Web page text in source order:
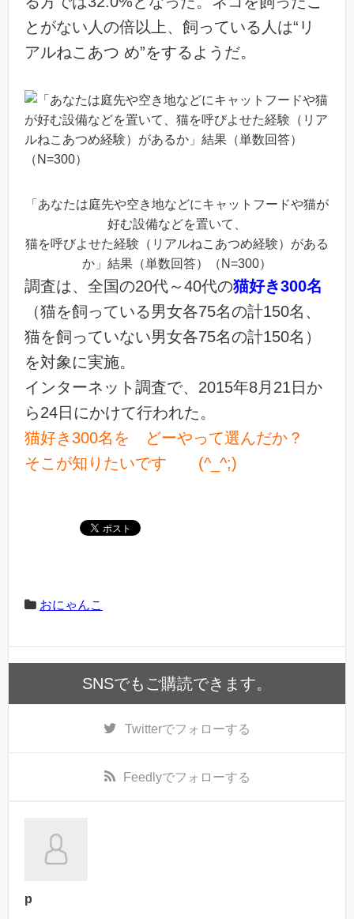
とがない人の倍以上、飼っている人は“リ
アルねこあつ め”をするようだ。
「あなたは庭先や空き地などにキャットフードや猫が
好む設備などを置いて、
猫を呼びよせた経験（リアルねこあつめ経験）がある
か」結果（単数回答）（N=300）
調査は、全国の20代～40代の猫好き300名
（猫を飼っている男女各75名の計150名、
猫を飼っていない男女各75名の計150名）
を対象に実施。
インターネット調査で、2015年8月21日か
ら24日にかけて行われた。
猫好き300名を どーやって選んだか？
そこが知りたいです (^_^;)
おにゃんこ
SNSでもご購読できます。
Twitterでフォローする
Feedlyでフォローする
p